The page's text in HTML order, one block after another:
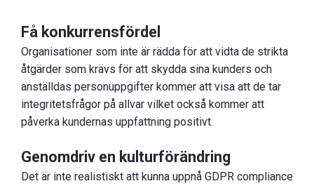
Få konkurrensfördel
Organisationer som inte är rädda för att vidta de strikta
åtgärder som krävs för att skydda sina kunders och
anställdas personuppgifter kommer att visa att de tar
integritetsfrågor på allvar vilket också kommer att
påverka kundernas uppfattning positivt.
Genomdriv en kulturförändring
Det är inte realistiskt att kunna uppnå GDPR compliance